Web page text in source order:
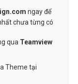
ngay để
chưa từng có
qua Teamview
Theme tại